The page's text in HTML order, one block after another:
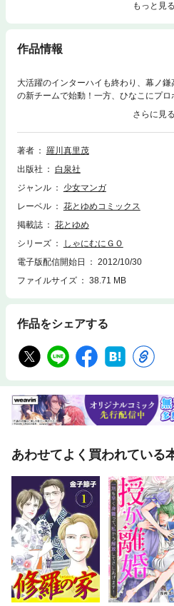
もっと見る
作品情報
大活躍のインターハイも終わり、幕ノ
の新チームで始動！一方、ひなこにプ
で孤独な戦いを続けていた。やがて迎
著者
羅川真里茂
出版社
白泉社
ジャンル
少女マンガ
レーベル
花とゆめコミックス
掲載誌
花とゆめ
シリーズ
しゃにむにＧＯ
電子版配信開始日
2012/10/30
ファイルサイズ
38.71 MB
作品をシェアする
あわせてよく買われている